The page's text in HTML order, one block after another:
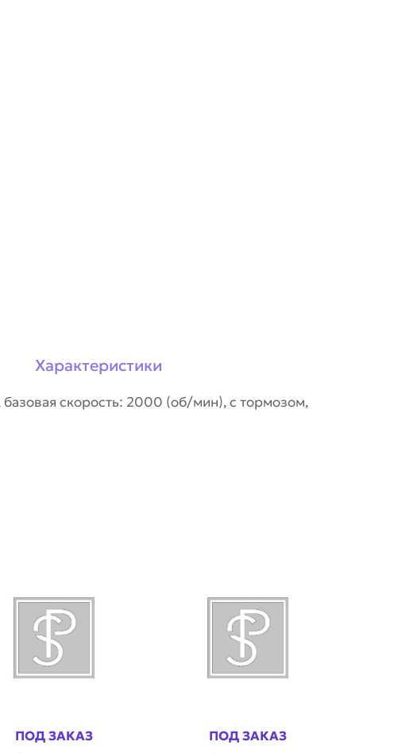
Характеристики
скорость: 2000 (об/мин), с тормозом,
ПОД ЗАКАЗ ПОД ЗАКАЗ